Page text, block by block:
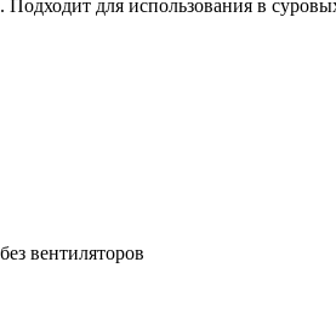
для использования в
вентиляторов